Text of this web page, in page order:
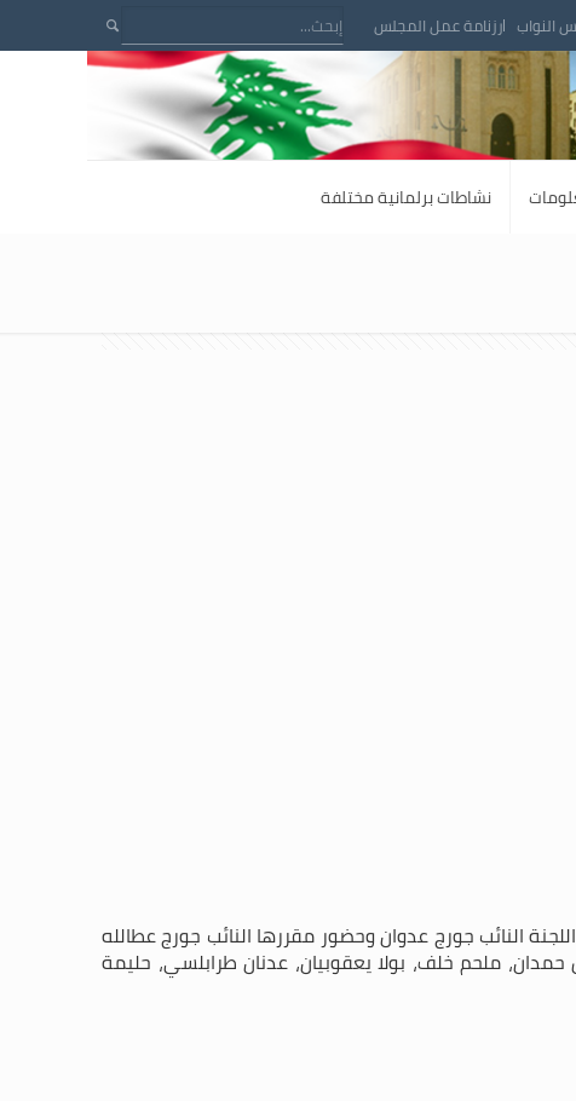
النواب رزنامة عمل المجلس
نشاطات برلمانية مختلفة
الساعة الحادية عشرة من قبل ظهر يوم الثلاثاء تاريخ 11/11/2025، برئاسة رئيس اللجنة النائب جورج عدوان وحضور مقررها النائب جورج عطالله
ملحم خلف، بولا يعقوبيان، عدنان طرابلسي، حليمة